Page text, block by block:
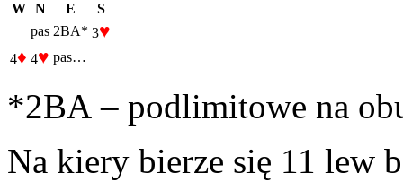
W N E
S
pas 2BA* 3♥
4♦ 4♥ pas…
*2BA – podlimitowe na
Na kiery bierze się 11 lew